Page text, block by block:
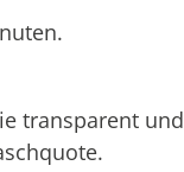
transparent und